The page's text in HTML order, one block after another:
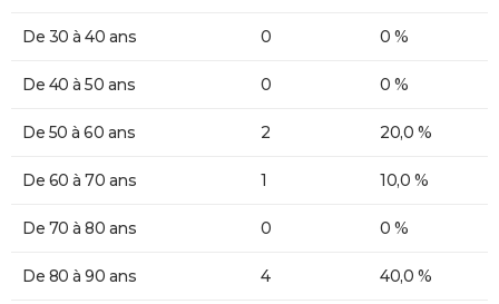
De 30 à 40 ans 0 0 %
De 40 à 50 ans 0 0 %
De 50 à 60 ans 2 20,0 %
De 60 à 70 ans 1 10,0 %
De 70 à 80 ans 0 0 %
De 80 à 90 ans 4 40,0 %